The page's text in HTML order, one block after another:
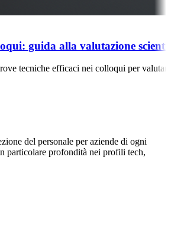
guida alla valutazione
tecniche efficaci nei colloqui per
del personale per aziende di ogni
particolare profondità nei profili tech,